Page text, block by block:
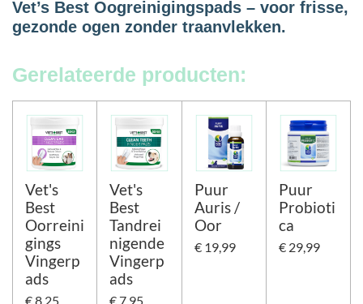
Vet’s Best Oogreinigingspads – voor frisse,
gezonde ogen zonder traanvlekken.
Gerelateerde producten:
Vet's
Best
Oorreini
gings
Vingerp
ads
€ 8,25
Vet's
Best
Tandrei
nigende
Vingerp
ads
€ 7,95
Puur
Auris /
Oor
€ 19,99
Puur
Probioti
ca
€ 29,99